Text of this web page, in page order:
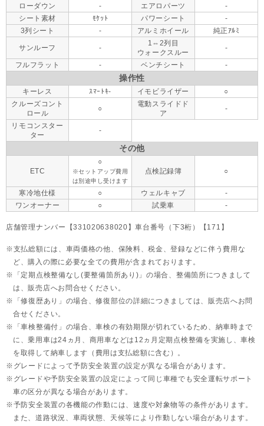
ローダウン - エアロパーツ
-
シート素材
ﾓｹｯﾄ パワーシート
-
3列シート
- アルミホイール 純正ｱﾙﾐ
サンルーフ -
1⇔2列目
ウォークスルー
-
フルフラット - ベンチシート -
操作性
キーレス ｽﾏｰﾄｷ- イモビライザー
○
クルーズコント
ロール
○
電動スライドド
ア
-
リモコンスター
ター
-
その他
ETC
○
※セットアップ費用
は別途申し受けます
点検記録簿 ○
寒冷地仕様 ○ ウェルキャブ
-
ワンオーナー
○ 試乗車 -
店舗管理ナンバー【331020638020】車台番号（下3桁）【171】
支払総額には、車両価格の他、保険料、税金、登録などに伴う費用な
ど、購入の際に必要な全ての費用が含まれております。
「定期点検整備なし(要整備箇所あり)」の場合、整備箇所につきまして
は、販売店へお問合せください。
「修復歴あり」の場合、修復部位の詳細につきましては、販売店へお問
合せください。
「車検整備付」の場合、車検の有効期限が切れているため、納車時まで
に、乗用車は24ヵ月、 商用車などは12ヵ月定期点検整備を実施し、車検
を取得して納車します（費用は支払総額に含む）。
グレードによって予防安全装置の設定が異なる場合があります。
グレードや予防安全装置の設定によって同じ車種でも安全運転サポート
車の区分が異なる場合があります。
予防安全装置の各機能の作動には、速度や対象物等の条件があります。
また、道路状況、車両状態、天候等により作動しない場合があります。